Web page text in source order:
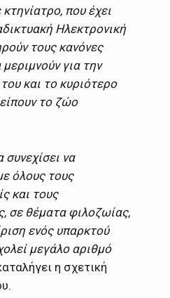
που έχει
Ηλεκτρονική
τους κανόνες
για την
και το κυριότερο
το ζώο
να
όλους τους
και τους
σε θέματα φιλοζωίας,
ενός υπαρκτού
μεγάλο αριθμό
η σχετική